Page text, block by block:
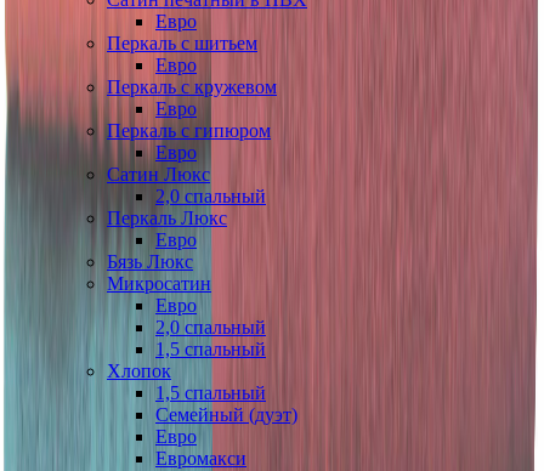
Евро
Перкаль с шитьем
Евро
Перкаль с кружевом
Евро
Перкаль с гипюром
Евро
Сатин Люкс
2,0 спальный
Перкаль Люкс
Евро
Бязь Люкс
Микросатин
Евро
2,0 спальный
1,5 спальный
Хлопок
1,5 спальный
Семейный (дуэт)
Евро
Евромакси